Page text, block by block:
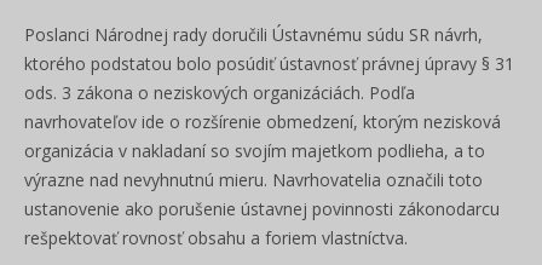
Poslanci Národnej rady doručili Ústavnému súdu SR návrh,
ktorého podstatou bolo posúdiť ústavnosť právnej úpravy § 31
ods. 3 zákona o neziskových organizáciách. Podľa
navrhovateľov ide o rozšírenie obmedzení, ktorým nezisková
organizácia v nakladaní so svojím majetkom podlieha, a to
výrazne nad nevyhnutnú mieru. Navrhovatelia označili toto
ustanovenie ako porušenie ústavnej povinnosti zákonodarcu
rešpektovať rovnosť obsahu a foriem vlastníctva.